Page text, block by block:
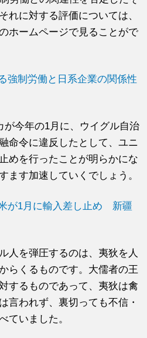
れに対する評価については、
ホームページで見ることがで
強制労働と日系企業の関係性
が今年の1月に、ウイグル自治
命令に違反したとして、ユニ
めを行ったことが明らかにな
ます加速していくでしょう。
が1月に輸入差し止め 新疆
人を弾圧するのは、夷狄を人
らくるものです。大儒者の王
するものであって、夷狄は禽
言われず、裏切っても不信・
ていました。